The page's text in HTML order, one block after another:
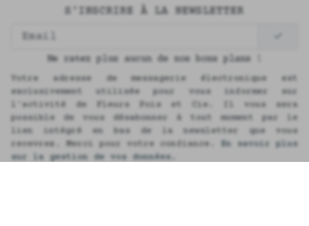
S'INSCRIRE À LA NEWSLETTER
Ne ratez plus aucun de nos bons plans !
Votre adresse de messagerie électronique est
exclusivement utilisée pour vous informer sur
l'activité de Fleurs Pois et Cie. Il vous sera
possible de vous désabonner à tout moment par le
lien intégré en bas de la newsletter que vous
recevrez. Merci pour votre confiance.
En savoir plus
sur la gestion de vos données.